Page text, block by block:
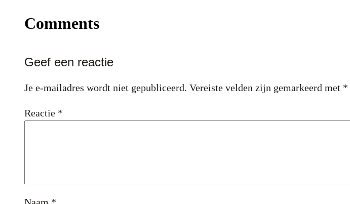
Comments
Geef een reactie
Je e-mailadres wordt niet gepubliceerd. Vereiste velden zijn gemarkeerd met *
Reactie *